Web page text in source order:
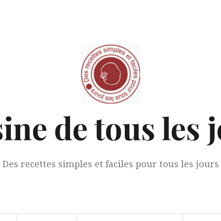
de tous les
Des recettes simples et faciles pour tous les jours